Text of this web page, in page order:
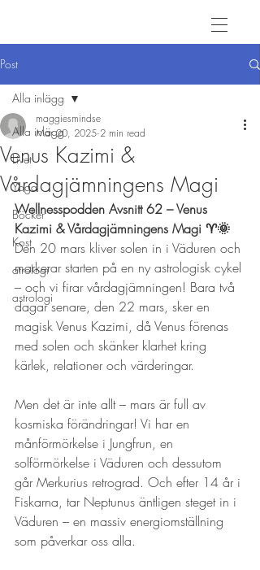
Post
Alla inlägg
Livet
Yoga
Böcker
Kost
atrologi
astrologi
Alla inlägg
Venus Kazimi &
Vårdagjämningens Magi
maggiesmindse
Mar 20, 2025 2 min read
Wellnesspodden Avsnitt 62 – Venus
Kazimi & Vårdagjämningens Magi ♈🌞
Den 20 mars kliver solen in i Väduren och
markerar starten på en ny astrologisk cykel
– och vi firar vårdagjämningen! Bara två
dagar senare, den 22 mars, sker en
magisk Venus Kazimi, då Venus förenas
med solen och skänker klarhet kring
kärlek, relationer och värderingar.
Men det är inte allt – mars är full av
kosmiska förändringar! Vi har en
månförmörkelse i Jungfrun, en
solförmörkelse i Väduren och dessutom
går Merkurius retrograd. Och efter 14 år i
Fiskarna, tar Neptunus äntligen steget in i
Väduren – en massiv energiomställning
som påverkar oss alla.